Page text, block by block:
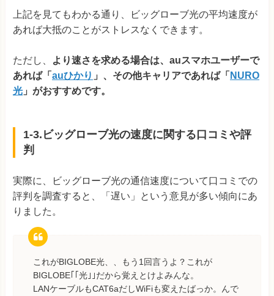
上記を見てもわかる通り、ビッグローブ光の平均速度が
あれば大抵のことがストレスなくできます。
ただし、
より速さを求める場合は、auスマホユーザーで
あれば「 auひかり 」、その他キャリアであれば「 NURO
光 」がおすすめです。
1-3.ビッグローブ光の速度に関する口コミや評
判
実際に、ビッグローブ光の通信速度について口コミでの
評判を調査すると、「遅い」という意見が多い傾向にあ
りました。
これがBIGLOBE光、、もう1回言うよ？これが
BIGLOBE｢｢光｣｣だから覚えとけよみんな。
LANケーブルもCAT6aだしWiFiも変えたばっか。んで